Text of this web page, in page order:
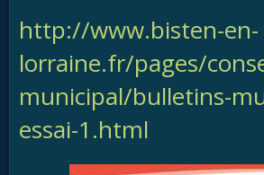
http://www.bisten-en-
lorraine.fr/pages/
municipal/bulletins-
essai-1.html